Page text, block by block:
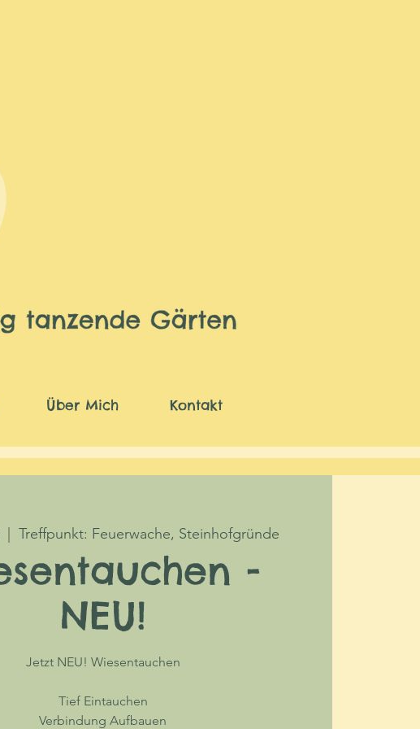
Über Mich Kontakt
  |
Treffpunkt: Feuerwache, Steinhofgründe
-
NEU!
Jetzt NEU! Wiesentauchen
Tief Eintauchen
Verbindung Aufbauen